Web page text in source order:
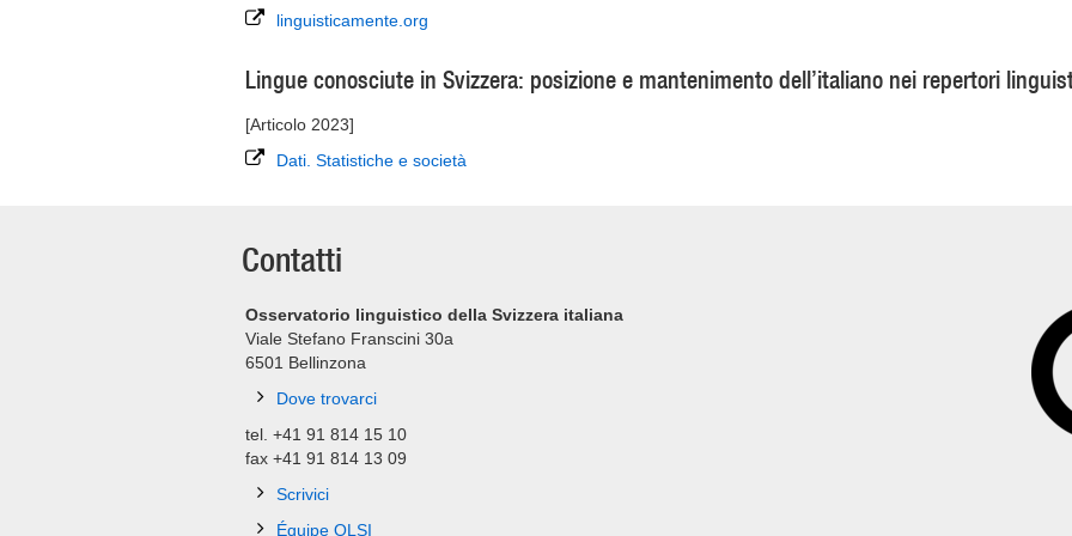
linguisticamente.org
Lingue conosciute in Svizzera: posizione e mantenimento dell’italiano nei repertori
[Articolo 2023]
Dati. Statistiche e società
Contatti
Osservatorio linguistico della Svizzera italiana
Viale Stefano Franscini 30a
6501 Bellinzona
Dove trovarci
tel. +41 91 814 15 10
fax +41 91 814 13 09
Scrivici
Équipe OLSI